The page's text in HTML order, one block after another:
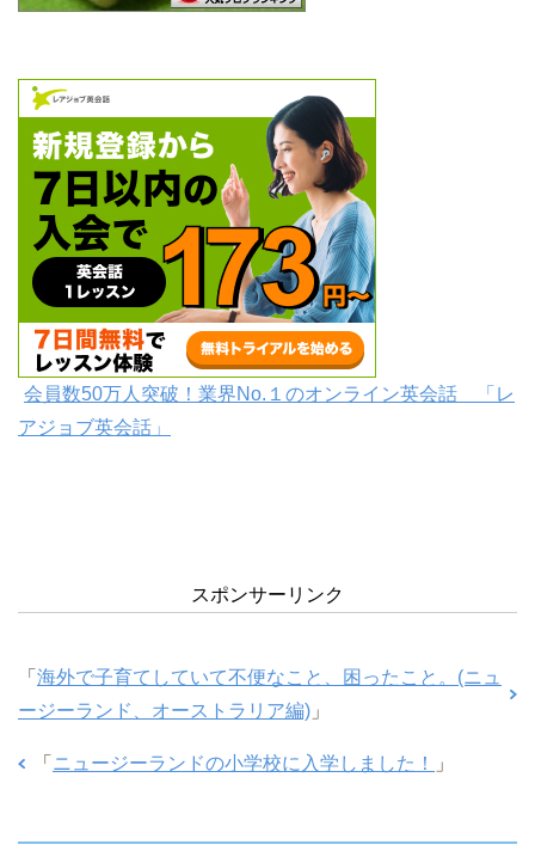
会員数50万人突破！業界No.１のオンライン英会話 「レ
アジョブ英会話」
スポンサーリンク
「 海外で子育てしていて不便なこと、困ったこと。(ニュ
ージーランド、オーストラリア編) 」
「 ニュージーランドの小学校に入学しました！ 」